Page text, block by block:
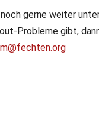
gerne weiter
Probleme gibt,